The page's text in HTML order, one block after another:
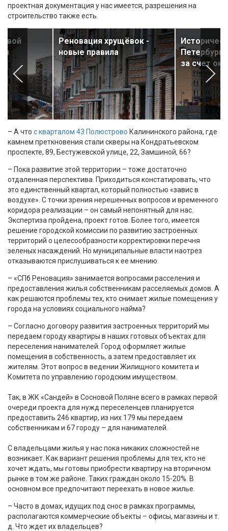
проектная документация у нас имеется, разрешения на
строительство также есть.
Реновация хрущёвок -
новые правила
за счет
– А что с кварталом 43 Полюстрово Калининского района, где
камнем преткновения стали скверы на Кондратьевском
проспекте, 89, Бестужевской улице, 22, Замшиной, 66?
– Пока развитие этой территории – тоже достаточно
отдаленная перспектива. Приходиться констатировать, что
это единственный квартал, который полностью «завис в
воздухе». С точки зрения нерешенных вопросов и временного
коридора реализации – он самый непонятный для нас.
Экспертиза пройдена, проект готов. Более того, имеется
решение городской комиссии по развитию застроенных
территорий о целесообразности корректировки перечня
зеленых насаждений. Но муниципальные власти наотрез
отказываются прислушиваться к ее мнению.
– «СПб Реновация» занимается вопросами расселения и
предоставления жилья собственникам расселяемых домов. А
как решаются проблемы тех, кто снимает жилые помещения у
города на условиях социального найма?
– Согласно договору развития застроенных территорий мы
передаем городу квартиры в наших готовых объектах для
переселения нанимателей. Город оформляет жилые
помещения в собственность, а затем предоставляет их
жителям. Этот вопрос в ведении Жилищного комитета и
Комитета по управлению городским имуществом.
Так, в ЖК «Сандей» в Сосновой Поляне всего в рамках первой
очереди проекта для нужд переселенцев планируется
предоставить 246 квартир, из них 179 мы передаем
собственникам и 67 городу – для нанимателей.
С владельцами жилья у нас пока никаких сложностей не
возникает. Как вариант решения проблемы для тех, кто не
хочет ждать, мы готовы приобрести квартиру на вторичном
рынке в том же районе. Таких граждан около 15-20%. В
основном все предпочитают переехать в новое жилье.
– Часто в домах, идущих под снос в рамках программы,
располагаются коммерческие объекты – офисы, магазины и т.
д. Что ждет их владельцев?